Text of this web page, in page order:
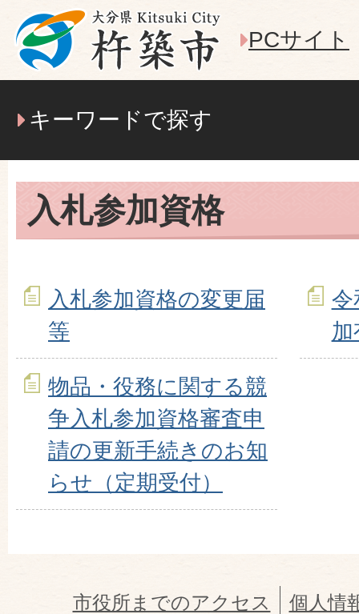
PCサイト
キーワードで探す
入札参加資格
入札参加資格の変更届
等
加
物品・役務に関する競
争入札参加資格審査申
請の更新手続きのお知
らせ（定期受付）
市役所までのアクセス
個人情